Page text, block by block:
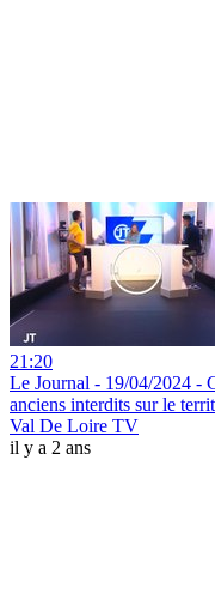
21:20
Le Journal - 19/04/2024 -
anciens interdits sur le
Val De Loire TV
il y a 2 ans